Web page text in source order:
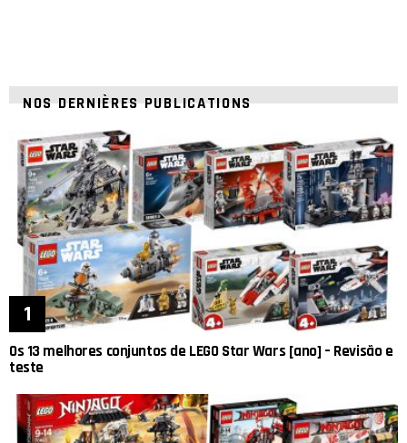
NOS DERNIÈRES PUBLICATIONS
Os 13 melhores conjuntos de LEGO Star Wars [ano] – Revisão e
teste